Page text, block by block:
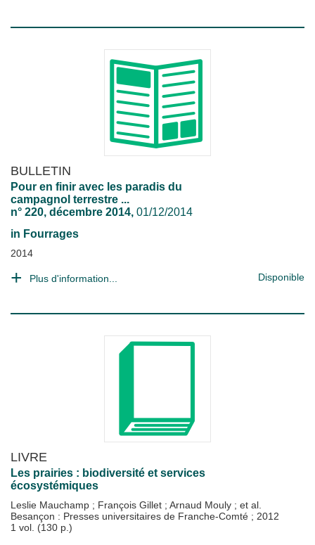
BULLETIN
Pour en finir avec les paradis du
campagnol terrestre ...
n° 220, décembre 2014, 01/12/2014
in Fourrages
2014
Plus d'information... Disponible
LIVRE
Les prairies : biodiversité et services
écosystémiques
Leslie Mauchamp ; François Gillet ; Arnaud Mouly ; et al.
Besançon : Presses universitaires de Franche-Comté ; 2012
1 vol. (130 p.)